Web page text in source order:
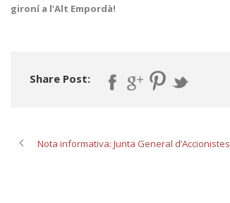
gironí a l’Alt Empordà!
Share Post:
Nota informativa: Junta General d’Accionistes